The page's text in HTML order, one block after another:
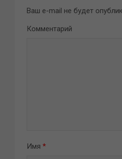
Ваш e-mail не будет
Комментарий
Имя *